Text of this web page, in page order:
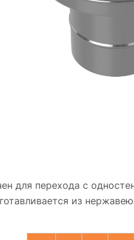
для перехода с
из